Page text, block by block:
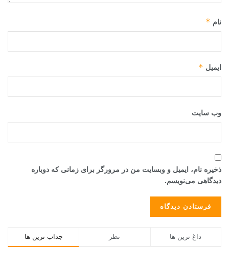
نام *
ایمیل *
وب‌ سایت
ذخیره نام، ایمیل و وبسایت من در مرورگر برای زمانی که دوباره
دیدگاهی می‌نویسم.
جذاب ترین ها نظر داغ ترین ها